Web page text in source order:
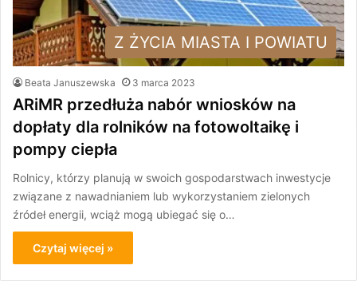
Z ŻYCIA MIASTA I POWIATU
Beata Januszewska 3 marca 2023
ARiMR przedłuża nabór wniosków na
dopłaty dla rolników na fotowoltaikę i
pompy ciepła
Rolnicy, którzy planują w swoich gospodarstwach inwestycje
związane z nawadnianiem lub wykorzystaniem zielonych
źródeł energii, wciąż mogą ubiegać się o…
Czytaj więcej »